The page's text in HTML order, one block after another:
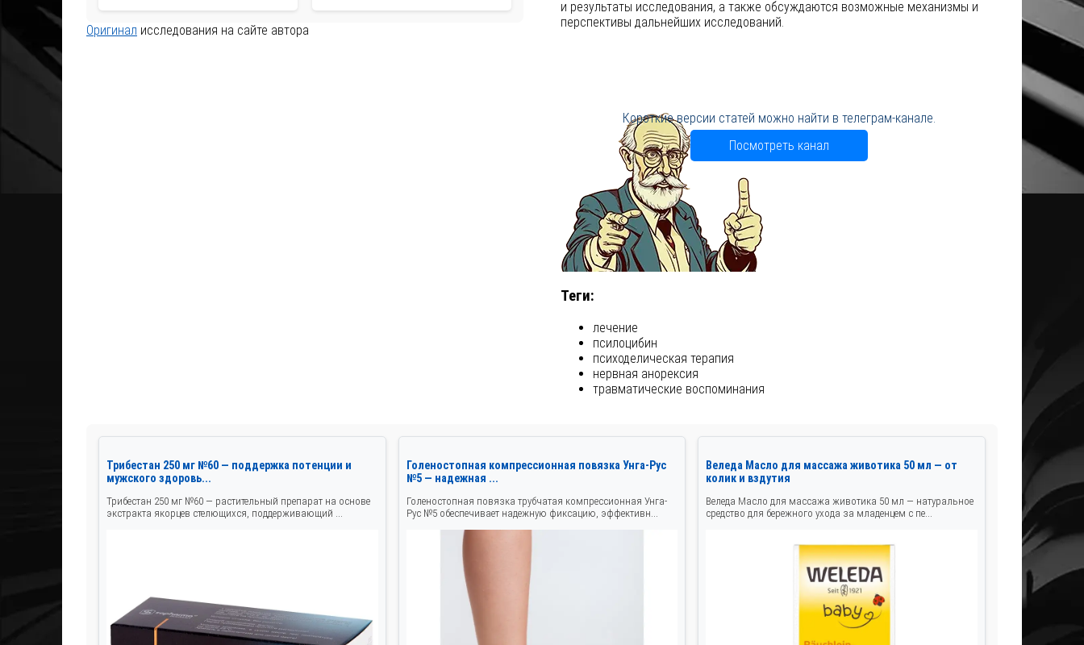
Оригинал исследования на сайте автора
и результаты исследования, а также обсуждаются возможные механизмы и
перспективы дальнейших исследований.
Короткие версии статей можно найти в телеграм-канале.
Посмотреть канал
Теги:
лечение
псилоцибин
психоделическая терапия
нервная анорексия
травматические воспоминания
Трибестан 250 мг №60 — поддержка потенции и
мужского здоровь...
Трибестан 250 мг №60 — растительный препарат на основе
экстракта якорцев стелющихся, поддерживающий ...
Голеностопная компрессионная повязка Унга-Рус
№5 — надежная ...
Голеностопная повязка трубчатая компрессионная Унга-
Рус №5 обеспечивает надежную фиксацию, эффективн...
Веледа Масло для массажа животика 50 мл — от
колик и вздутия
Веледа Масло для массажа животика 50 мл — натуральное
средство для бережного ухода за младенцем с пе...